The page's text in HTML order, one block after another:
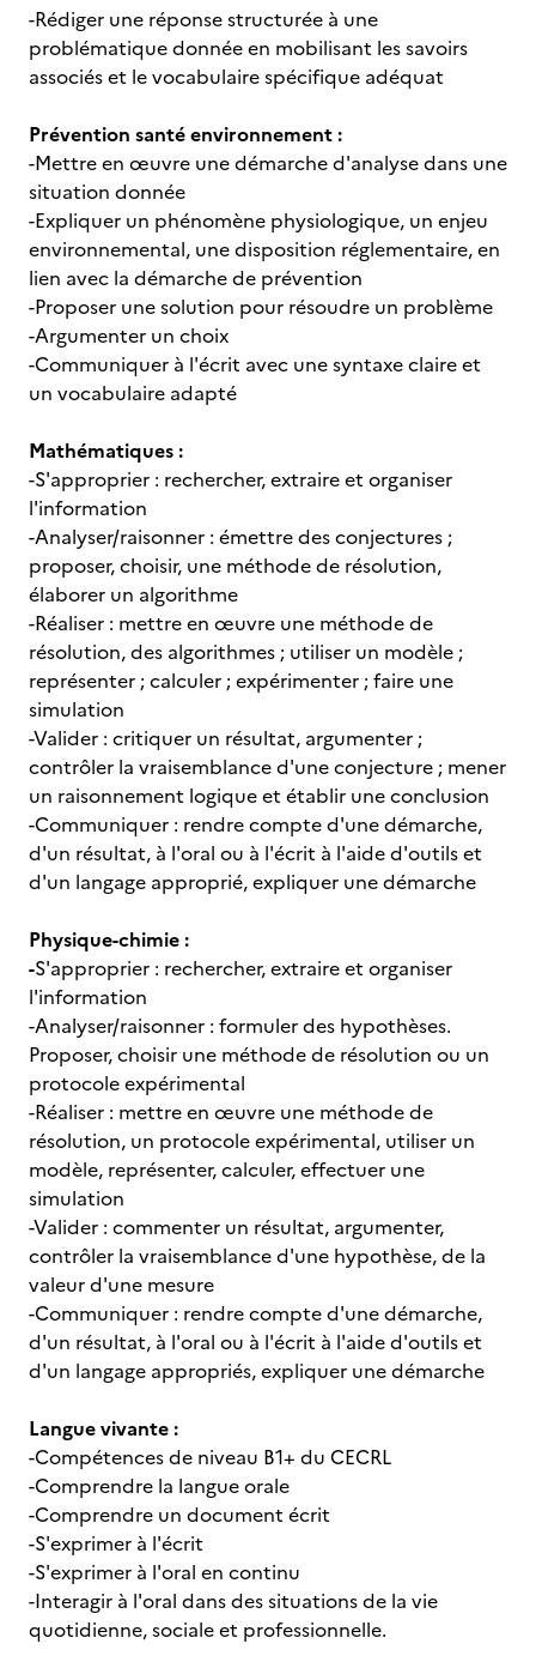
-Rédiger une réponse structurée à une
problématique donnée en mobilisant les savoirs
associés et le vocabulaire spécifique adéquat
Prévention santé environnement :
-Mettre en œuvre une démarche d'analyse dans une
situation donnée
-Expliquer un phénomène physiologique, un enjeu
environnemental, une disposition réglementaire, en
lien avec la démarche de prévention
-Proposer une solution pour résoudre un problème
-Argumenter un choix
-Communiquer à l'écrit avec une syntaxe claire et
un vocabulaire adapté
Mathématiques :
-S'approprier : rechercher, extraire et organiser
l'information
-Analyser/raisonner : émettre des conjectures ;
proposer, choisir, une méthode de résolution,
élaborer un algorithme
-Réaliser : mettre en œuvre une méthode de
résolution, des algorithmes ; utiliser un modèle ;
représenter ; calculer ; expérimenter ; faire une
simulation
-Valider : critiquer un résultat, argumenter ;
contrôler la vraisemblance d'une conjecture ; mener
un raisonnement logique et établir une conclusion
-Communiquer : rendre compte d'une démarche,
d'un résultat, à l'oral ou à l'écrit à l'aide d'outils et
d'un langage approprié, expliquer une démarche
Physique-chimie :
-S'approprier : rechercher, extraire et organiser
l'information
-Analyser/raisonner : formuler des hypothèses.
Proposer, choisir une méthode de résolution ou un
protocole expérimental
-Réaliser : mettre en œuvre une méthode de
résolution, un protocole expérimental, utiliser un
modèle, représenter, calculer, effectuer une
simulation
-Valider : commenter un résultat, argumenter,
contrôler la vraisemblance d'une hypothèse, de la
valeur d'une mesure
-Communiquer : rendre compte d'une démarche,
d'un résultat, à l'oral ou à l'écrit à l'aide d'outils et
d'un langage appropriés, expliquer une démarche
Langue vivante :
-Compétences de niveau B1+ du CECRL
-Comprendre la langue orale
-Comprendre un document écrit
-S'exprimer à l'écrit
-S'exprimer à l'oral en continu
-Interagir à l'oral dans des situations de la vie
quotidienne, sociale et professionnelle.